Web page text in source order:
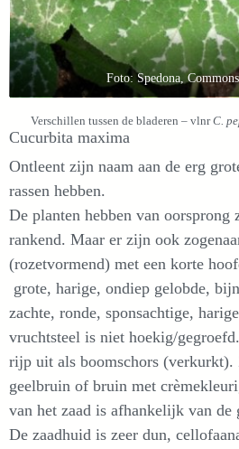
Foto: Spedona,
Verschillen tussen de bladeren – vlnrC.
Cucurbita maxima
Ontleent zijn naam aan de erg
rassen hebben.
De planten hebben van oorsprong
rankend. Maar er zijn ook
(rozetvormend) met een korte
grote, harige, ondiep gelobde,
zachte, ronde, sponsachtige,
vruchtsteel is niet hoekig/
rijp uit als boomschors
geelbruin of bruin met
van het zaad is afhankelijk van de
De zaadhuid is zeer dun,